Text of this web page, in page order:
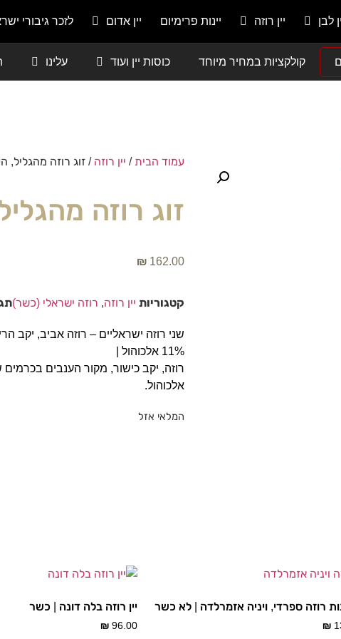
לבן יין רוזה יינות פרימיום יין אדום לזכר גיבורי
קולקציות במחיר מיוחד כוסות יין ועוד עלינו
עמוד הבית / יין רוזה / זוג רוזה מהגליל,
זוג רוזה
₪ 162.00
קטגוריות יין רוזה, רוזה ישראלי (כשר)
11% אלכוהול |
אלכוהול.
המלאי אזל
רוזה ספרדי, ויניה אזמרלדה | לא כשר
₪
יין רוזה בלה דונה | כשר
₪ 96.00